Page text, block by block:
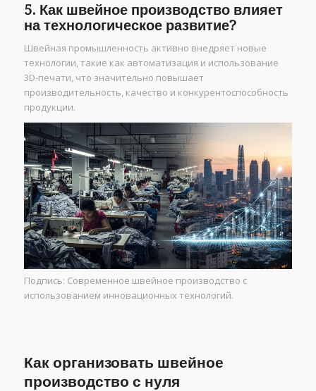
5. Как швейное производство влияет
на технологическое развитие?
Швейная промышленность активно внедряет новые
технологии, такие как автоматизация и использование
3D-печати, что значительно повышает
производительность, качество и конкурентоспособность
продукции.
Подпись: Современное швейное производство с
использованием инновационных технологий.
Как организовать швейное
производство с нуля